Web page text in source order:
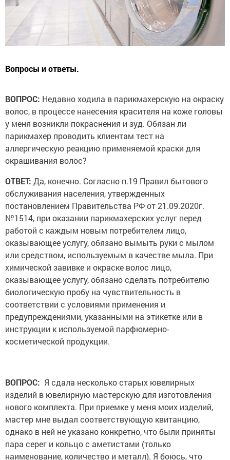
Вопросы и ответы.
ВОПРОС: Недавно ходила в парикмахерскую на окраску
волос, в процессе нанесения красителя на коже головы
у меня возникли покраснения и зуд. Обязан ли
парикмахер проводить клиентам тест на
аллергическую реакцию применяемой краски для
окрашивания волос?
ОТВЕТ: Да, конечно. Согласно п.19 Правил бытового
обслуживания населения, утвержденных
постановлением Правительства РФ от 21.09.2020г.
№1514, при оказании парикмахерских услуг перед
работой с каждым новым потребителем лицо,
оказывающее услугу, обязано вымыть руки с мылом
или средством, используемым в качестве мыла. При
химической завивке и окраске волос лицо,
оказывающее услугу, обязано сделать потребителю
биологическую пробу на чувствительность в
соответствии с условиями применения и
предупреждениями, указанными на этикетке или в
инструкции к используемой парфюмерно-
косметической продукции.
ВОПРОС: Я сдала несколько старых ювелирных
изделий в ювелирную мастерскую для изготовления
нового комплекта. При приемке у меня моих изделий,
мастер мне выдал соответствующую квитанцию,
однако в ней не указано конкретно, что были приняты
пара серег и кольцо с аметистами (только
наименование, количество и металл). Я боюсь, что